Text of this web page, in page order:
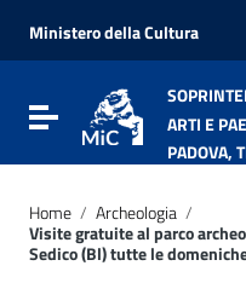
Vai al menu di navigazione
Vai al footer
Ministero della Cultura
Attiva / disattiva la
ARTI E
PADOVA,
Home / Archeologia /
Visite gratuite al parco
Sedico (Bl) tutte le